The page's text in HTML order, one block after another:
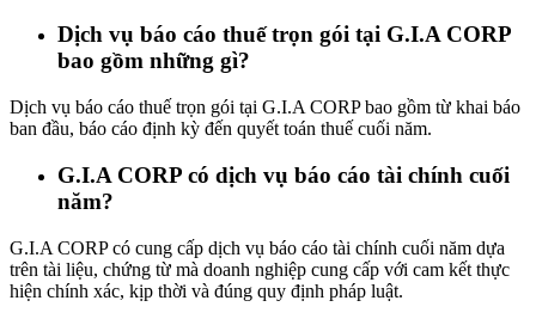
Dịch vụ báo cáo thuế trọn gói tại G.I.A CORP
bao gồm những gì?
Dịch vụ báo cáo thuế trọn gói tại G.I.A CORP bao gồm từ khai báo
ban đầu, báo cáo định kỳ đến quyết toán thuế cuối năm.
G.I.A CORP có dịch vụ báo cáo tài chính cuối
năm?
G.I.A CORP có cung cấp dịch vụ báo cáo tài chính cuối năm dựa
trên tài liệu, chứng từ mà doanh nghiệp cung cấp với cam kết thực
hiện chính xác, kịp thời và đúng quy định pháp luật.